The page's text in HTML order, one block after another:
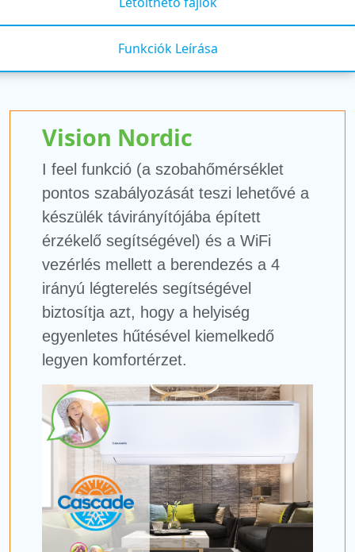
Funkciók Leírása
Vision Nordic
I feel funkció (a szobahőmérséklet
pontos szabályozását teszi lehetővé a
készülék távirányítójába épített
érzékelő segítségével) és a WiFi
vezérlés mellett a berendezés a 4
irányú légterelés segítségével
biztosítja azt, hogy a helyiség
egyenletes hűtésével kiemelkedő
legyen komfortérzet.